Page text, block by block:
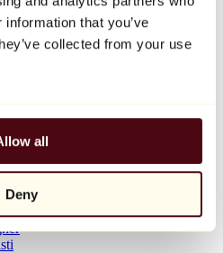
that you’ve
collected from your use
all
Deny